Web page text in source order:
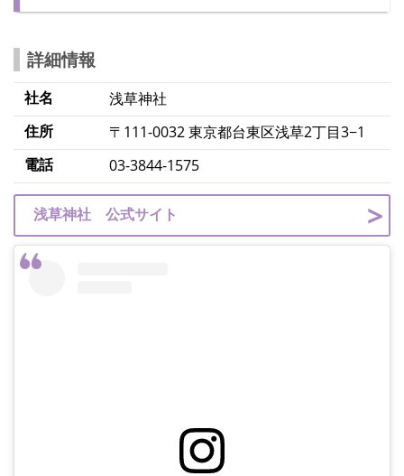
詳細情報
社名
浅草神社
住所
〒111-0032 東京都台東区浅草2丁目3−1
電話
03-3844-1575
浅草神社 公式サイト